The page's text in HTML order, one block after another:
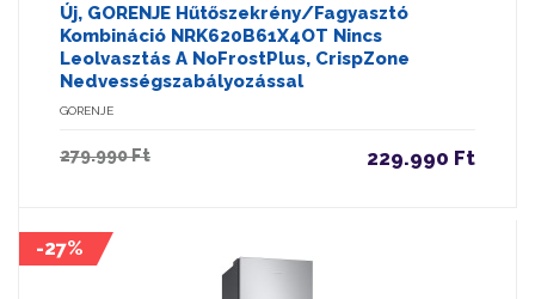
Új, GORENJE Hűtőszekrény/fagyasztó
Kombináció NRK620B61X4OT Nincs
Leolvasztás A NoFrostPlus, CrispZone
Nedvességszabályozással
GORENJE
279.990 Ft 229.990 Ft
-27%